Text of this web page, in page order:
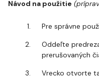
Návod na použitie
Pre správne
Oddeľte
prerušovaných
Vrecko otvorte